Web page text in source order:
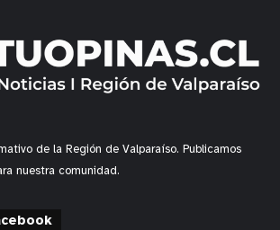
de la Región de Valparaíso. Publicamos
nuestra comunidad.